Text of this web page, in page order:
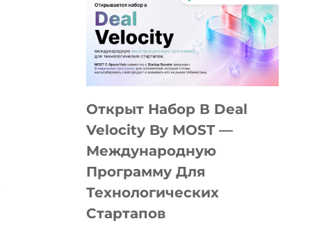
YOUTH
CAMP
ДАЛ
ПОДРОСТКАМ
БИЛЕТ
IT-
ПРЕДПРИНИМАТЕЛЬСТВО
Открыт Набор В Deal
Velocity By MOST —
Международную
Программу Для
Технологических
Стартапов